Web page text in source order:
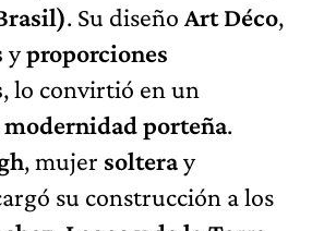
. Su diseño Art Déco,
yproporciones
, lo convirtió en un
porteña.
, mujer solteray
su construcción a los